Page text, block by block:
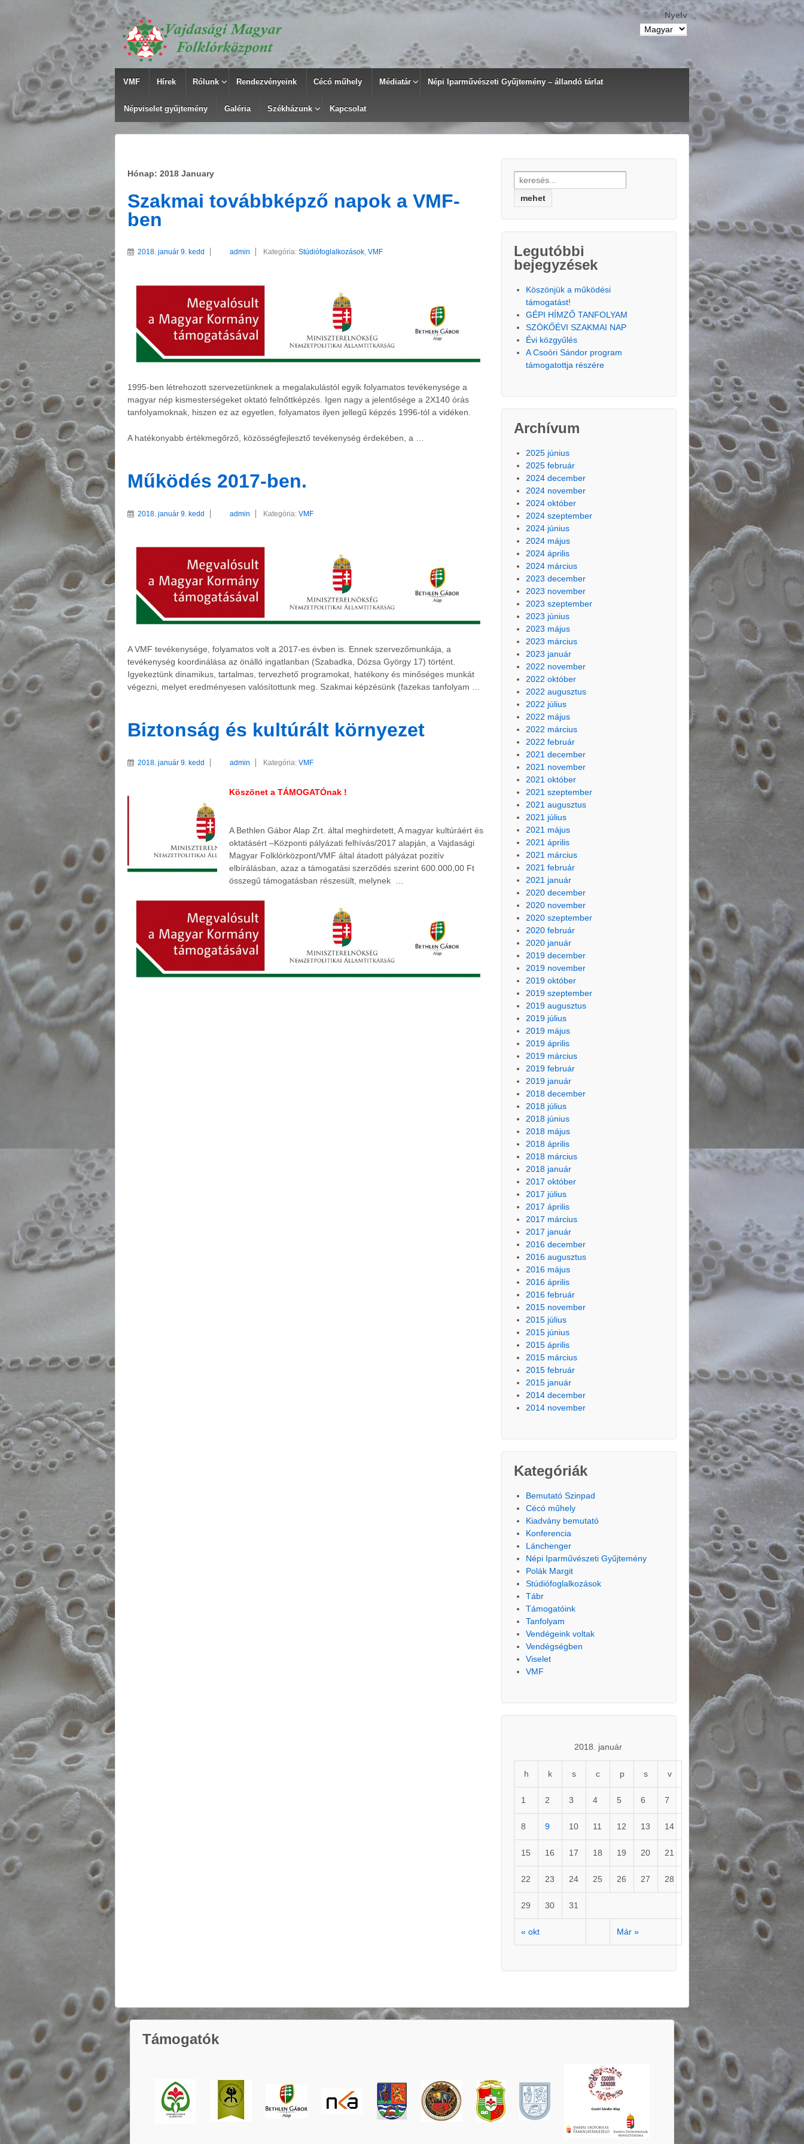
Nyelv
VMF Hírek Rólunk Rendezvényeink Cécó műhely Médiatár Népi Iparművészeti Gyűjtemény – állandó tárlat
Népviselet gyűjtemény Galéria Székházunk Kapcsolat
Hónap: 2018 January
Szakmai továbbképző napok a VMF-
ben
2018. január 9. kedd admin Kategória: Stúdiófoglalkozások, VMF
1995-ben létrehozott szervezetünknek a megalakulástól egyik folyamatos tevékenysége a
magyar nép kismesterségeket oktató felnőttképzés. Igen nagy a jelentősége a 2X140 órás
tanfolyamoknak, hiszen ez az egyetlen, folyamatos ilyen jellegű képzés 1996-tól a vidéken.
A hatékonyabb értékmegőrző, közösségfejlesztő tevékenység érdekében, a …
Működés 2017-ben.
2018. január 9. kedd admin Kategória: VMF
A VMF tevékenysége, folyamatos volt a 2017-es évben is. Ennek szervezőmunkája, a
tevékenység koordinálása az önálló ingatlanban (Szabadka, Dózsa György 17) történt.
Igyekeztünk dinamikus, tartalmas, tervezhető programokat, hatékony és minőséges munkát
végezni, melyet eredményesen valósítottunk meg. Szakmai képzésünk (fazekas tanfolyam …
Biztonság és kultúrált környezet
2018. január 9. kedd admin Kategória: VMF
Köszönet a TÁMOGATÓnak !
A Bethlen Gábor Alap Zrt. által meghirdetett, A magyar kultúráért és
oktatásért –Központi pályázati felhívás/2017 alapján, a Vajdasági
Magyar Folklórközpont/VMF által átadott pályázat pozitív
elbírálásban, azaz a támogatási szerződés szerint 600.000,00 Ft
összegű támogatásban részesült, melynek …
Search for:
Legutóbbi
bejegyzések
Köszönjük a működési
támogatást!
GÉPI HÍMZŐ TANFOLYAM
SZÖKŐÉVI SZAKMAI NAP
Évi közgyűlés
A Csoóri Sándor program
támogatottja részére
Archívum
2025 június
2025 február
2024 december
2024 november
2024 október
2024 szeptember
2024 június
2024 május
2024 április
2024 március
2023 december
2023 november
2023 szeptember
2023 június
2023 május
2023 március
2023 január
2022 november
2022 október
2022 augusztus
2022 július
2022 május
2022 március
2022 február
2021 december
2021 november
2021 október
2021 szeptember
2021 augusztus
2021 július
2021 május
2021 április
2021 március
2021 február
2021 január
2020 december
2020 november
2020 szeptember
2020 február
2020 január
2019 december
2019 november
2019 október
2019 szeptember
2019 augusztus
2019 július
2019 május
2019 április
2019 március
2019 február
2019 január
2018 december
2018 július
2018 június
2018 május
2018 április
2018 március
2018 január
2017 október
2017 július
2017 április
2017 március
2017 január
2016 december
2016 augusztus
2016 május
2016 április
2016 február
2015 november
2015 július
2015 június
2015 április
2015 március
2015 február
2015 január
2014 december
2014 november
Kategóriák
Bemutató Szinpad
Cécó műhely
Kiadvány bemutató
Konferencia
Lánchenger
Népi Iparművészeti Gyűjtemény
Polák Margit
Stúdiófoglalkozások
Tábr
Támogatóink
Tanfolyam
Vendégeink voltak
Vendégségben
Viselet
VMF
2018. január
h k s c p s v
« okt Már »
1 2 3 4 5 6 7
8 9 10 11 12 13 14
15 16 17 18 19 20 21
22 23 24 25 26 27 28
29 30 31
Támogatók